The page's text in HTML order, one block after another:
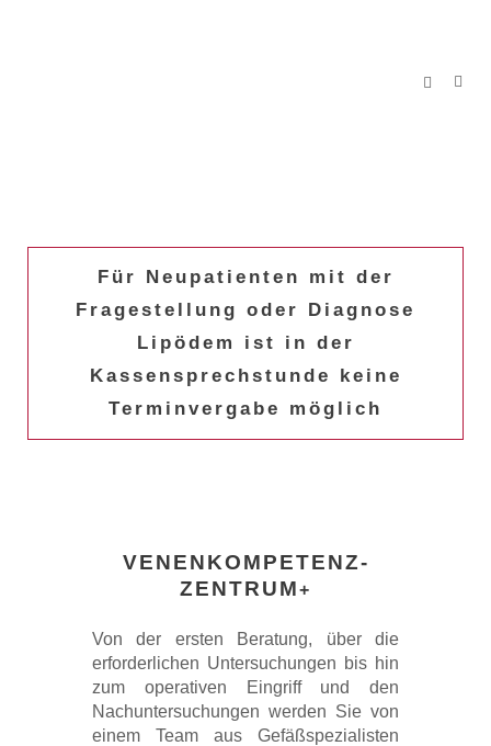
Für Neupatienten mit der
Fragestellung oder Diagnose
Lipödem ist in der
Kassensprechstunde keine
Terminvergabe möglich
VENENKOMPETENZ-
ZENTRUM+
Von der ersten Beratung, über die
erforderlichen Untersuchungen bis hin
zum operativen Eingriff und den
Nachuntersuchungen werden Sie von
einem Team aus Gefäßspezialisten